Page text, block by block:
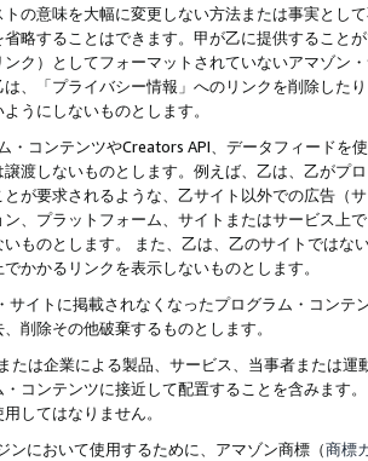
の意味を大幅に変更しない方法または事実とし
省略することはできます。甲が乙に提供すること
ク）としてフォーマットされていないアマゾン
、「プライバシー情報」へのリンクを削除した
うにしないものとします。
・コンテンツやCreators API、データフィード
渡しないものとします。例えば、乙は、乙がプ
が要求されるような、乙サイト以外での広告（
、プラットフォーム、サイトまたはサービス上
いものとします。 また、乙は、乙のサイトでは
かかるリンクを表示しないものとします。
サイトに掲載されなくなったプログラム・コン
削除その他破棄するものとします。
たは企業による製品、サービス、当事者または
コンテンツに接近して配置することを含みます
用してはなりません。
ンにおいて使用するために、アマゾン商標（商標